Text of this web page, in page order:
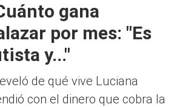
gana
por mes: "Es
y..."
de qué vive Luciana
con el dinero que cobra la